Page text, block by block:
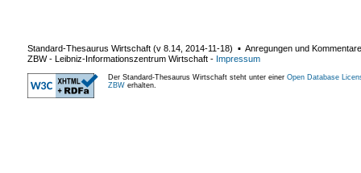
Standard-Thesaurus Wirtschaft (v 8.14 2014-11-18) ▪ Anregungen und
ZBW - Leibniz-Informationszentrum Wirtschaft - Impressum
Der Standard-Thesaurus Wirtschaft steht unter einer Open Database
ZBW erhalten.